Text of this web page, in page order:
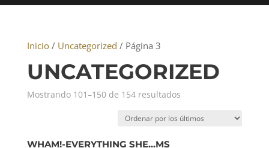
Inicio/ Uncategorized / Página 3
UNCATEGORIZED
Mostrando 101–150 de 154 resultadosOrdenado
los
WHAM!-EVERYTHING SHE…MS